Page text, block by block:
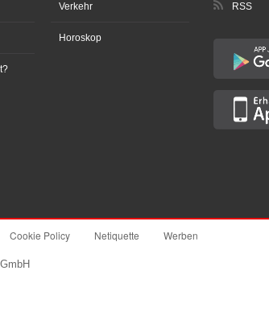
Verkehr
Horoskop
RSS
Cookie Policy Netiquette Werben